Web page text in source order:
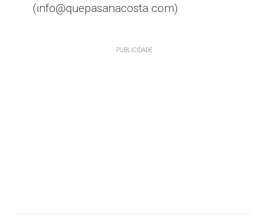
(info@quepasanacosta.com)